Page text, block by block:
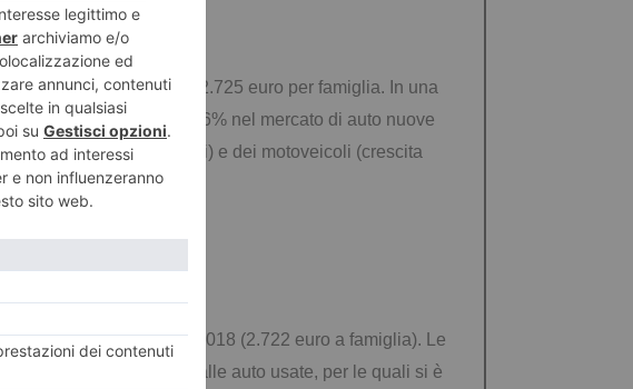
con una media di 2.725 euro per famiglia. In una
una contrazione del 3,6% nel mercato di auto nuove
a quota 132 milioni) e dei motoveicoli (crescita
da 107
-1,9%,
in beni durevoli nel 2018 (2.722 euro a famiglia). Le
euro, è stata destinata alle auto usate, per le quali si è